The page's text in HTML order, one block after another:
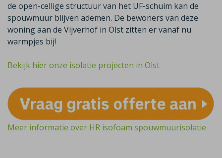
de open-cellige structuur van het UF-schuim kan de
spouwmuur blijven ademen. De bewoners van deze
woning aan de Vijverhof in Olst zitten er vanaf nu
warmpjes bij!
Bekijk hier onze isolatie projecten in Olst
Meer informatie over HR isofoam spouwmuurisolatie